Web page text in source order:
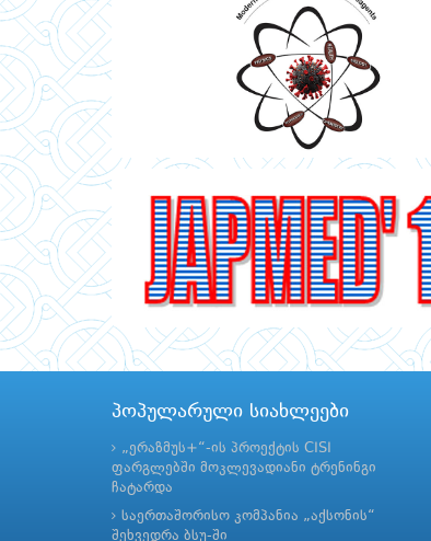
პოპულარული სიახლეები
„ერაზმუს+“-ის პროექტის CISI
ფარგლებში მოკლევადიანი ტრენინგი
ჩატარდა
საერთაშორისო კომპანია „აქსონის“
შეხვედრა ბსუ-ში